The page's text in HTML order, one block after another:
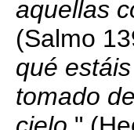
aquellas
(Salmo
qué
tomado